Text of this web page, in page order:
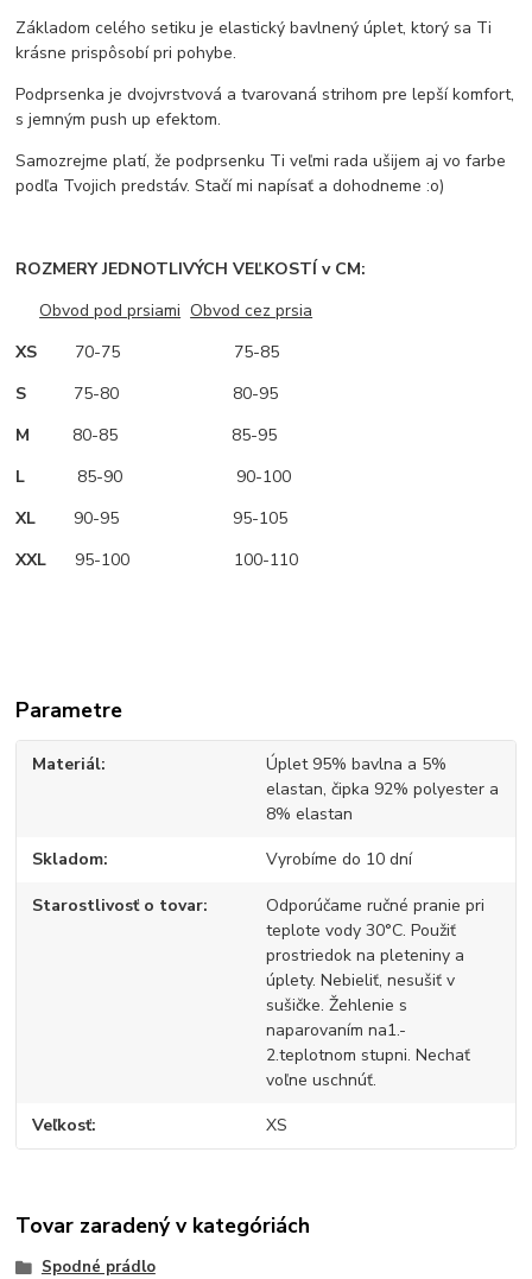
Základom celého setiku je elastický bavlnený úplet, ktorý sa Ti
krásne prispôsobí pri pohybe.
Podprsenka je dvojvrstvová a tvarovaná strihom pre lepší komfort,
s jemným push up efektom.
Samozrejme platí, že podprsenku Ti veľmi rada ušijem aj vo farbe
podľa Tvojich predstáv. Stačí mi napísať a dohodneme :o)
ROZMERY JEDNOTLIVÝCH VEĽKOSTÍ v CM:
Obvod pod prsiami Obvod cez prsia
XS 70-75 75-85
S 75-80 80-95
M 80-85 85-95
L 85-90 90-100
XL 90-95 95-105
XXL 95-100 100-110
Parametre
Materiál
Úplet 95% bavlna a 5%
elastan, čipka 92% polyester a
8% elastan
Skladom Vyrobíme do 10 dní
Starostlivosť o tovar
Odporúčame ručné pranie pri
teplote vody 30°C. Použiť
prostriedok na pleteniny a
úplety. Nebieliť, nesušiť v
sušičke. Žehlenie s
naparovaním na1.-
2.teplotnom stupni. Nechať
voľne uschnúť.
Veľkosť XS
Tovar zaradený v kategóriách
Spodné prádlo